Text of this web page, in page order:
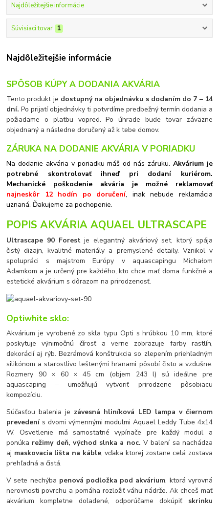
Najdôležitejšie informácie
Súvisiaci tovar 1
Najdôležitejšie informácie
SPÔSOB KÚPY A DODANIA AKVÁRIA
Tento produkt je dostupný na objednávku s dodaním do 7 – 14
dní. Po prijatí objednávky ti potvrdíme predbežný termín dodania a
požiadame o platbu vopred. Po úhrade bude tovar záväzne
objednaný a následne doručený až k tebe domov.
ZÁRUKA NA DODANIE AKVÁRIA V PORIADKU
Na dodanie akvária v poriadku máš od nás záruku. Akvárium je
potrebné skontrolovať ihneď pri dodaní kuriérom.
Mechanické poškodenie akvária je možné reklamovať
najneskôr 12 hodín po doručení, inak nebude reklamácia
uznaná. Ďakujeme za pochopenie.
POPIS AKVÁRIA AQUAEL ULTRASCAPE
Ultrascape 90 Forestje elegantný akváriový set, ktorý spája
čistý dizajn, kvalitné materiály a premyslené detaily. Vznikol v
spolupráci s majstrom Európy v aquascapingu Michałom
Adamkom a je určený pre každého, kto chce mať doma funkčné a
estetické akvárium s dôrazom na prirodzenosť.
Optiwhite sklo:
Akvárium je vyrobené zo skla typu Opti s hrúbkou 10 mm, ktoré
poskytuje výnimočnú čírosť a verne zobrazuje farby rastlín,
dekorácií aj rýb. Bezrámová konštrukcia so zlepením priehľadným
silikónom a starostlivo leštenými hranami pôsobí čisto a vzdušne.
Rozmery 90 × 60 × 45 cm (objem 243 l) sú ideálne pre
aquascaping – umožňujú vytvoriť prirodzene pôsobiacu
kompozíciu.
Súčasťou balenia je závesná hliníková LED lampa v čiernom
prevedení s dvomi výmennými modulmi Aquael Leddy Tube 4x14
W. Osvetlenie má samostatné vypínače pre každý modul a
ponúka režimy deň, východ slnka a noc. V balení sa nachádza
aj maskovacia lišta na káble, vďaka ktorej zostane celá zostava
prehľadná a čistá.
V sete nechýba penová podložka pod akvárium, ktorá vyrovná
nerovnosti povrchu a pomáha rozložiť váhu nádrže. Ak chceš mať
akvárium kompletne doladené, odporúčame dokúpiť skrinku